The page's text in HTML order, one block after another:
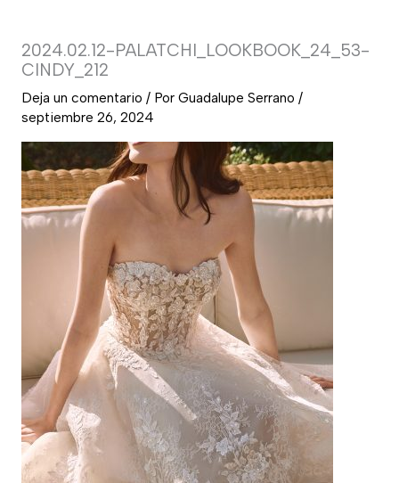
2024.02.12-PALATCHI_LOOKBOOK_24_53-
CINDY_212
Deja un comentario / Por Guadalupe Serrano /
septiembre 26, 2024